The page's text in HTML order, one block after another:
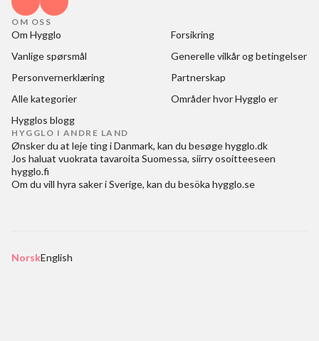
OM OSS
Om Hygglo
Forsikring
Vanlige spørsmål
Generelle vilkår og betingelser
Personvernerklæring
Partnerskap
Alle kategorier
Områder hvor Hygglo er
Hygglos blogg
HYGGLO I ANDRE LAND
Ønsker du at leje ting i Danmark, kan du besøgehygglo.dk
Jos haluat vuokrata tavaroita Suomessa, siirry osoitteeseen
hygglo.fi
Om du vill hyra saker i Sverige, kan du besöka hygglo.se
NorskEnglish